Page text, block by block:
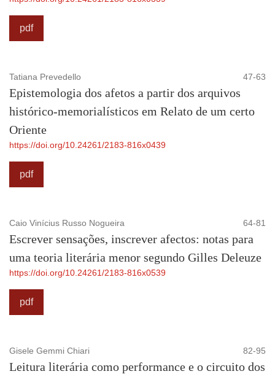
pdf
Tatiana Prevedello 47-63
Epistemologia dos afetos a partir dos arquivos
histórico-memorialísticos em Relato de um certo
Oriente
https://doi.org/10.24261/2183-816x0439
pdf
Caio Vinícius Russo Nogueira 64-81
Escrever sensações, inscrever afectos: notas para
uma teoria literária menor segundo Gilles Deleuze
https://doi.org/10.24261/2183-816x0539
pdf
Gisele Gemmi Chiari 82-95
Leitura literária como performance e o circuito dos